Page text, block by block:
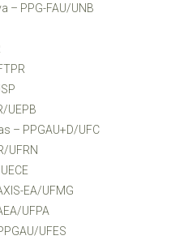
– PPG-FAU/UNB
UEPB
– PPGAU+D/UFC
UFRN
EA/UFMG
UFPA
UFES